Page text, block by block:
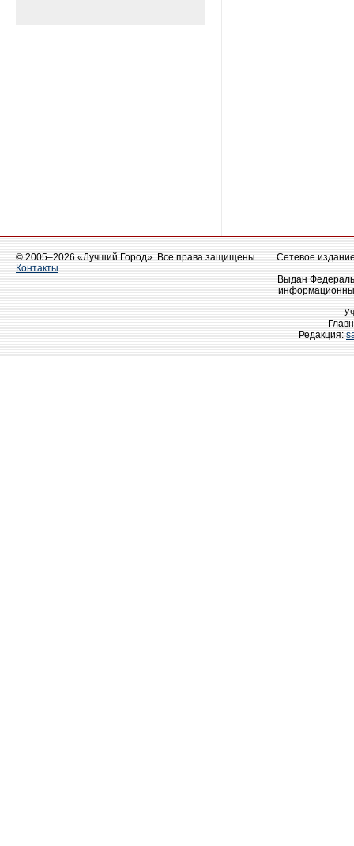
© 2005–2026 «Лучший Город». Все права защищены.
Контакты
Сетевое
Выдан
Редакция: